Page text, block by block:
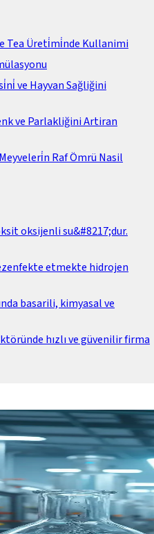
Tea Üreti̇mi̇nde Kullanimi
ve Hayvan Sağliğini
ve Parlakliğini Artiran
Raf Ömrü Nasil
oksijenli su&#8217;dur.
etmekte hidrojen
basarili, kimyasal ve
hızlı ve güvenilir firma